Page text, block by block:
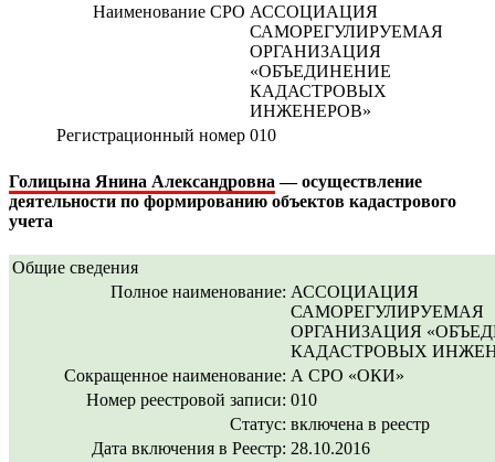
Наименование СРО АССОЦИАЦИЯ
САМОРЕГУЛИРУЕМАЯ
ОРГАНИЗАЦИЯ
«ОБЪЕДИНЕНИЕ
КАДАСТРОВЫХ
ИНЖЕНЕРОВ»
Регистрационный номер 010
Голицына Янина Александровна — осуществление
деятельности по формированию объектов кадастрового
учета
Общие сведения
Полное наименование: АССОЦИАЦИЯ
САМОРЕГУЛИРУЕМАЯ
ОРГАНИЗАЦИЯ
КАДАСТРОВЫХ
Сокращенное наименование: А СРО «ОКИ»
Номер реестровой записи: 010
Статус: включена в реестр
Дата включения в Реестр: 28.10.2016